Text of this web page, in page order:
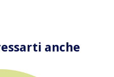
anche